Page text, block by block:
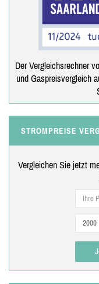
Der Vergleichsrechner
und Gaspreisvergleich
STROMPREISE
Vergleichen Sie jetzt